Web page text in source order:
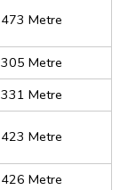
473 Metre
305 Metre
331 Metre
423 Metre
426 Metre